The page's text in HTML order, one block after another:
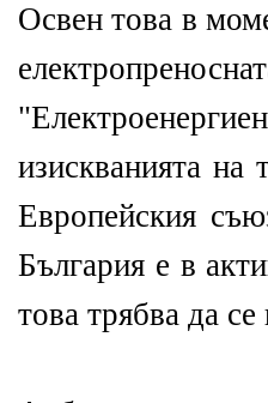
Освен това в
изискванията на
Европейския
България е в
това трябва да